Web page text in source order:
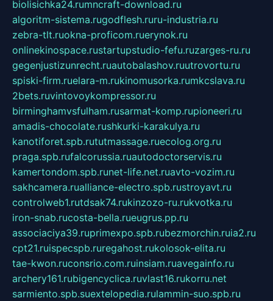
biolisichka24.rumncraft-download.ru
algoritm-sistema.rugodflesh.ruru-industria.ru
zebra-tlt.ruokna-proficom.ruerynok.ru
onlinekinospace.rustartupstudio-fefu.ruzarges-ru.ru
gegenjustizunrecht.ruautobalashov.ruutrovortu.ru
spiski-firm.ruelara-m.rukinomusorka.rumkcslava.ru
2bets.ruvintovoykompressor.ru
birminghamvsfulham.rusarmat-komp.rupioneeri.ru
amadis-chocolate.rushkurki-karakulya.ru
kanotiforet.spb.rututmassage.ruecolog.org.ru
praga.spb.rufalcorussia.ruautodoctorservis.ru
kamertondom.spb.runet-life.net.ruavto-vozim.ru
sakhcamera.rualliance-electro.spb.rustroyavt.ru
controlweb1.rutdsak74.rukinzozo-ru.rukvotka.ru
iron-snab.rucosta-bella.rueugrus.pp.ru
associaciya39.ruprimexpo.spb.rubezmorchin.ruia2.ru
cpt21.ruispecspb.ruregahost.rukolosok-elita.ru
tae-kwon.ruconsrio.com.ruinsiam.ruavegainfo.ru
archery161.rubigencyclica.ruvlast16.rukorru.net
sarmiento.spb.suextelopedia.rulammin-suo.spb.ru